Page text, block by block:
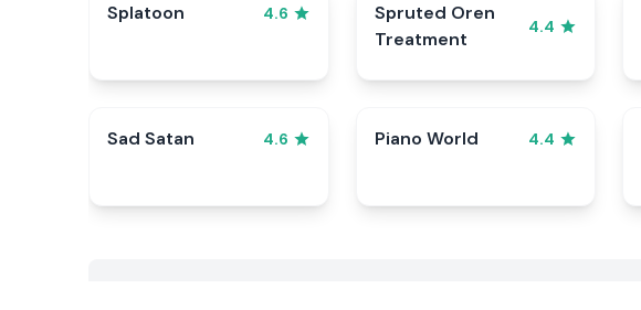
Splatoon 4.6
Spruted Oren
Treatment
4.4
Sad Satan 4.6 Piano World 4.4